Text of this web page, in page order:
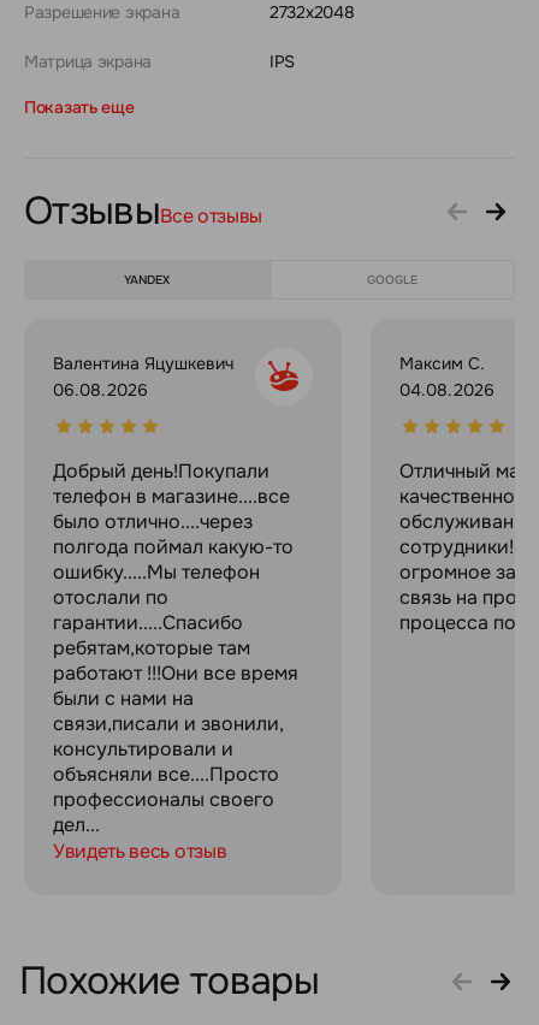
Разрешение экрана 2732x2048
Матрица экрана IPS
Показать еще
ОтзывыВсе отзывы
YANDEX GOOGLE
Валентина Яцушкевич
06.08.2026
Добрый день!Покупали
телефон в магазине....все
было отлично....через
полгода поймал какую-то
ошибку.....Мы телефон
отослали по
гарантии.....Спасибо
ребятам,которые там
работают !!!Они все время
были с нами на
связи,писали и звонили,
консультировали и
объясняли все....Просто
профессионалы своего
дел...
Увидеть весь отзыв
Максим С.
04.08.2026
Отличный
качественное
сотрудники!
огромное за
связь на
процесса
Похожие товары